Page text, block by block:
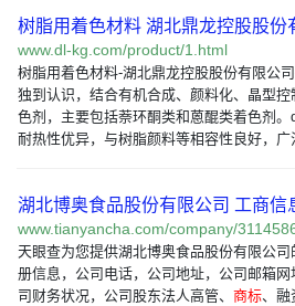
树脂用着色材料 湖北鼎龙控股股份
www.dl-kg.com/product/1.html
树脂用着色材料-湖北鼎龙控股股份有限公
独到认识，结合有机合成、颜料化、晶型
色剂，主要包括萘环酮类和蒽醌类着色剂
耐热性优异，与树脂颜料等相容性良好，广
湖北博奥食品股份有限公司 工商信
www.tianyancha.com/company/
天眼查为您提供湖北博奥食品股份有限公
册信息，公司电话，公司地址，公司邮箱
司财务状况，公司股东法人高管、 商标、融